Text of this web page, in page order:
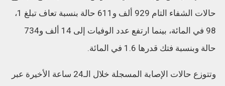
حالات الشفاء التام 929 ألف و611 حالة بنسبة تعاف تبلغ 1،
98 في المائة، بينما ارتفع عدد الوفيات إلى 14 ألف و734
حالة وبنسبة فتك قدرها 1.6 في المائة.
وتتوزع حالات الإصابة المسجلة خلال الـ24 ساعة الأخيرة عبر